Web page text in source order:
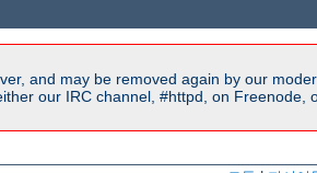
and may be removed again by our
our IRC channel, #httpd, on Freenode,